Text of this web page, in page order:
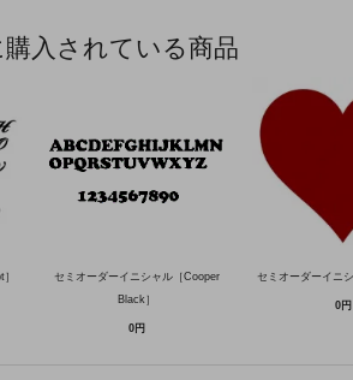
購入されている商品
セミオーダーイニシャル［Cooper
Black］
0円
セミオーダーイニ
0円